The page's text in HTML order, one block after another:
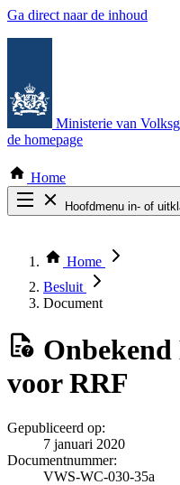
Ga direct naar de inhoud
Ministerie van
de homepage
Home
Hoofdmenu in- of
Thema COVID-19
Bekijk per
Home
Besluit
Document
Onbekend
voor RRF
Gepubliceerd op:
7 januari 2020
Documentnummer:
VWS-WC-030-35a